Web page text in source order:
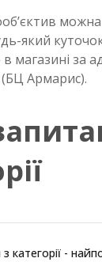
який
магазині за
Армарис).
категорії -